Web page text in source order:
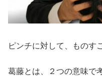
ピンチに対して、ものす
葛藤とは、２つの意味で